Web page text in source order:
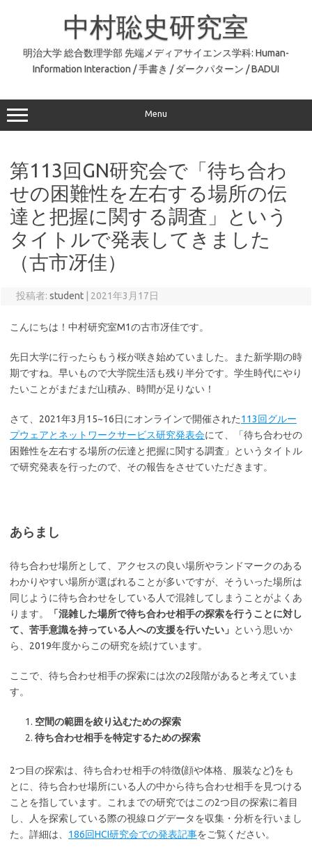
中村聡史研究室
明治大学 総合数理学部 先端メディアサイエンス学科: Human-
Information Interaction / 手書き / ダークパターン / BADUI
Menu
第113回GN研究会で「待ち合わ
せの困難性を左右する場所の伝
達と把握に関する調査」という
タイトルで発表してきました
（古市冴佳）
投稿者: student 2021年3月17日
こんにちは！中村研究室M1の古市冴佳です。
先日大学に行ったらもう桜が咲き始めていました。また新学期の時
期ですね。早いもので大学院生活も残り半分です。学生時代にやり
たいことがまだまだ山積み、時間が足りない！
さて、2021年3月15~16日にオンラインで開催された113回グルー
プウェアとネットワークサービス研究発表会にて、「待ち合わせの
困難性を左右する場所の伝達と把握に関する調査」というタイトル
で研究発表を行ったので、その報告をさせていただきます。
あらまし
待ち合わせ場所として、アクセスの良い場所やランドマークのある
わかりやすい場所が選ばれることが多いですが、そういった場所は
同じように待ち合わせをしている人で混雑してしまうことがよくあ
ります。
「混雑した場所で待ち合わせ相手の探索を行うことに対し
て、苦手意識を持っている人への支援を行いたい」 という思いか
ら、2019年度からこの研究を続けています。
ここで、待ち合わせ相手の探索には次の2段階があると考えていま
す。
空間の範囲を絞り込むための探索
待ち合わせ相手を特定するための探索
2つ目の探索は、待ち合わせ相手の特徴(顔や体格、服装など)をも
とに、待ち合わせ場所にいる人の中から待ち合わせ相手を見つける
ことを指しています。これまでの研究ではこの2つ目の探索に着目
し、人を探索している際の視線ログデータを収集・分析を行いまし
た。詳細は、 186回HCI研究会での発表記事をご覧ください。